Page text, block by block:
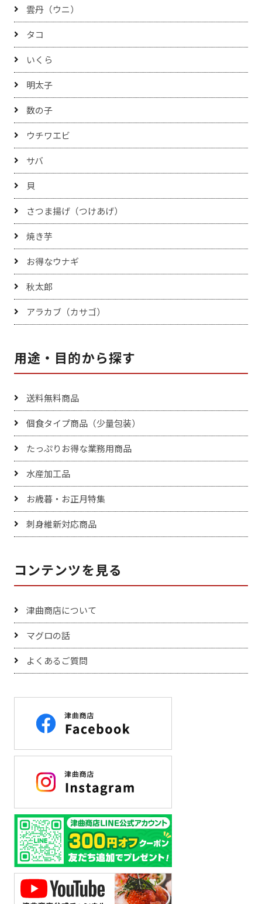
雲丹（ウニ）
タコ
いくら
明太子
数の子
ウチワエビ
サバ
貝
さつま揚げ（つけあげ）
焼き芋
お得なウナギ
秋太郎
アラカブ（カサゴ）
用途・目的から探す
送料無料商品
個食タイプ商品（少量包装）
たっぷりお得な業務用商品
水産加工品
お歳暮・お正月特集
刺身維新対応商品
コンテンツを見る
津曲商店について
マグロの話
よくあるご質問